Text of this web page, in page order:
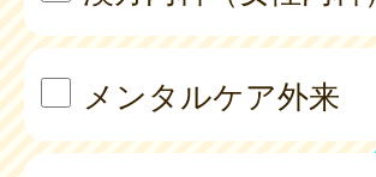
メンタルケア外来